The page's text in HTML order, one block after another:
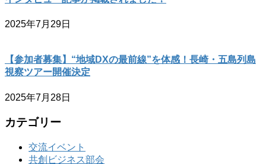
2025年7月29日
【参加者募集】“地域DXの最前線”を体感！長崎・五島列島
視察ツアー開催決定
2025年7月28日
カテゴリー
交流イベント
共創ビジネス部会